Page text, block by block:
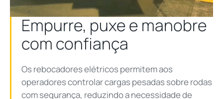
Video
Empurre, puxe e manobre
com confiança
Os rebocadores elétricos permitem aos
operadores controlar cargas pesadas sobre rodas
com segurança, reduzindo a necessidade de